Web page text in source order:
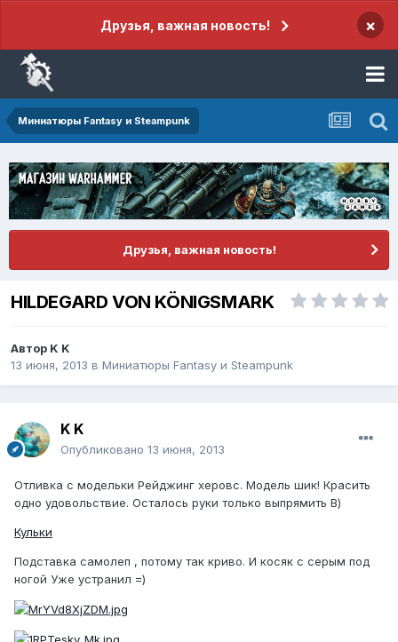
Друзья, важная новость! ×
Миниатюры Fantasy и Steampunk
Друзья, важная новость!
HILDEGARD VON KÖNIGSMARK
Автор K K
13 июня, 2013 в Миниатюры Fantasy и Steampunk
K K
Опубликовано 13 июня, 2013
Отливка с модельки Рейджинг херовс. Модель шик! Красить
одно удовольствие. Осталось руки только выпрямить В)
Кульки
Подставка самолеп , потому так криво. И косяк с серым под
ногой Уже устранил =)